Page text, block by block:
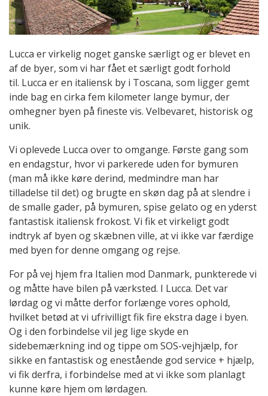
Lucca er virkelig noget ganske særligt og er blevet en
af de byer, som vi har fået et særligt godt forhold
til. Lucca er en italiensk by i Toscana, som ligger gemt
inde bag en cirka fem kilometer lange bymur, der
omhegner byen på fineste vis. Velbevaret, historisk og
unik.
Vi oplevede Lucca over to omgange. Første gang som
en endagstur, hvor vi parkerede uden for bymuren
(man må ikke køre derind, medmindre man har
tilladelse til det) og brugte en skøn dag på at slendre i
de smalle gader, på bymuren, spise gelato og en yderst
fantastisk italiensk frokost. Vi fik et virkeligt godt
indtryk af byen og skæbnen ville, at vi ikke var færdige
med byen for denne omgang og rejse.
For på vej hjem fra Italien mod Danmark, punkterede vi
og måtte have bilen på værksted. I Lucca. Det var
lørdag og vi måtte derfor forlænge vores ophold,
hvilket betød at vi ufrivilligt fik fire ekstra dage i byen.
Og i den forbindelse vil jeg lige skyde en
sidebemærkning ind og tippe om SOS-vejhjælp, for
sikke en fantastisk og enestående god service + hjælp,
vi fik derfra, i forbindelse med at vi ikke som planlagt
kunne køre hjem om lørdagen.